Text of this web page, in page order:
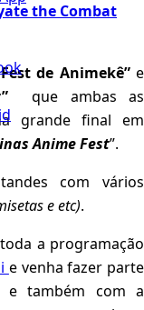
the Combat
de Animekê”e
que ambas as
grande final em
Anime Fest”.
com vários
e etc).
a programação
e venha fazer parte
também com a